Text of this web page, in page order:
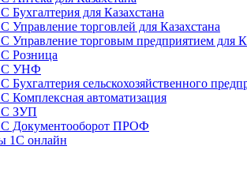
Бухгалтерия для Казахстана
Управление торговлей для Казахстана
Управление торговым предприятием для
Розница
УНФ
Бухгалтерия сельскохозяйственного
Комплексная автоматизация
ЗУП
Документооборот ПРОФ
1С онлайн